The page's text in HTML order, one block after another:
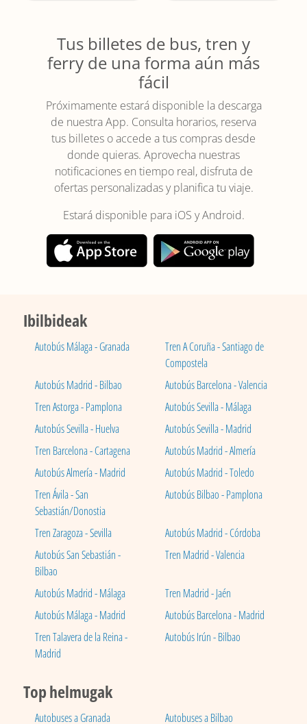
Tus billetes de bus, tren y
ferry de una forma aún más
fácil
Próximamente estará disponible la descarga
de nuestra App. Consulta horarios, reserva
tus billetes o accede a tus compras desde
donde quieras. Aprovecha nuestras
notificaciones en tiempo real, disfruta de
ofertas personalizadas y planifica tu viaje.
Estará disponible para iOS y Android.
Ibilbideak
Autobús Málaga - Granada
Tren A Coruña - Santiago de
Compostela
Autobús Madrid - Bilbao
Autobús Barcelona - Valencia
Tren Astorga - Pamplona
Autobús Sevilla - Málaga
Autobús Sevilla - Huelva
Autobús Sevilla - Madrid
Tren Barcelona - Cartagena
Autobús Madrid - Almería
Autobús Almería - Madrid
Autobús Madrid - Toledo
Tren Ávila - San
Sebastián/Donostia
Autobús Bilbao - Pamplona
Tren Zaragoza - Sevilla
Autobús Madrid - Córdoba
Autobús San Sebastián -
Bilbao
Tren Madrid - Valencia
Autobús Madrid - Málaga
Tren Madrid - Jaén
Autobús Málaga - Madrid
Autobús Barcelona - Madrid
Tren Talavera de la Reina -
Madrid
Autobús Irún - Bilbao
Top helmugak
Autobuses a Granada
Autobuses a Bilbao